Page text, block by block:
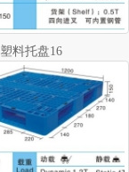
塑料托盘16